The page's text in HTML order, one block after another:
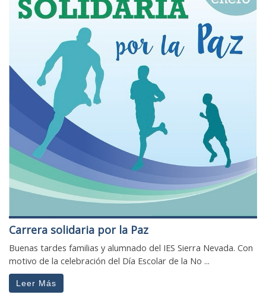
Carrera solidaria por la Paz
Buenas tardes familias y alumnado del IES Sierra Nevada. Con
motivo de la celebración del Día Escolar de la No ...
Leer Más